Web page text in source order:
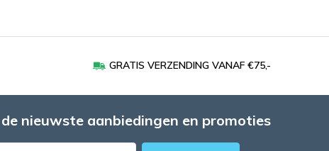
GRATIS VERZENDING VANAF €75,-
nieuwste aanbiedingen en promoties